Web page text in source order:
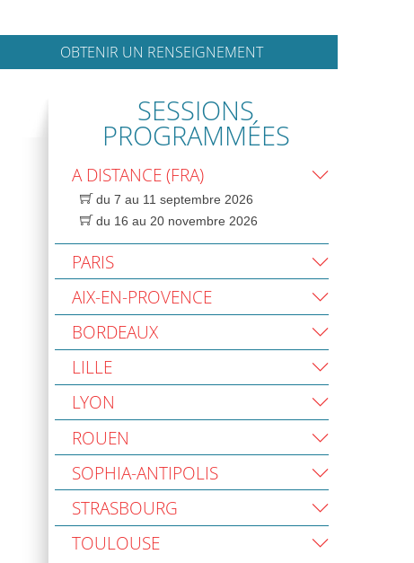
OBTENIR UN RENSEIGNEMENT
SESSIONS
PROGRAMMÉES
A DISTANCE (FRA)
du 7 au 11 septembre 2026
du 16 au 20 novembre 2026
PARIS
AIX-EN-PROVENCE
BORDEAUX
LILLE
LYON
ROUEN
SOPHIA-ANTIPOLIS
STRASBOURG
TOULOUSE